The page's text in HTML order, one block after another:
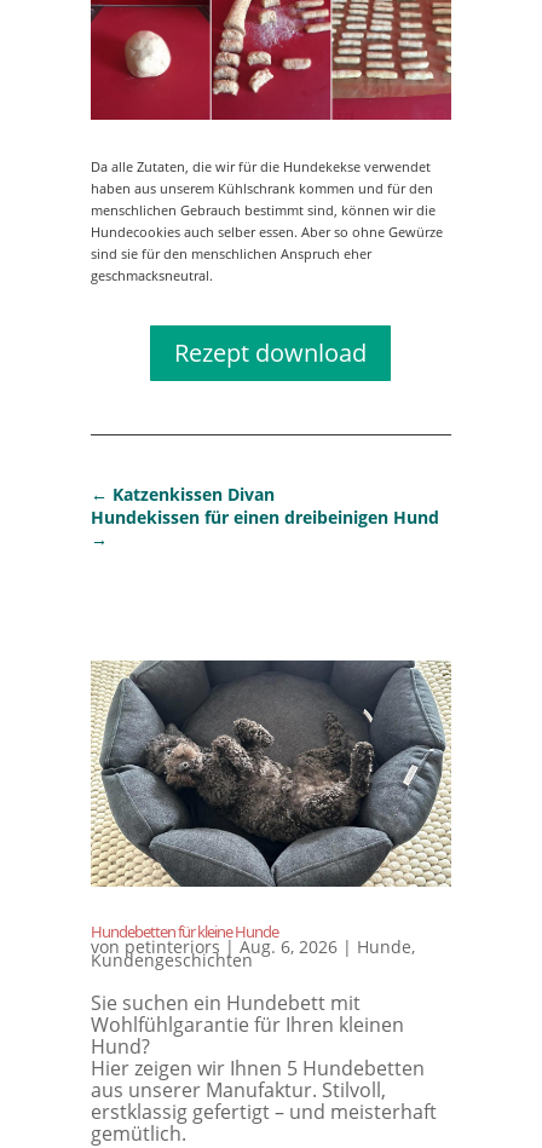
Da alle Zutaten, die wir für die Hundekekse verwendet
haben aus unserem Kühlschrank kommen und für den
menschlichen Gebrauch bestimmt sind, können wir die
Hundecookies auch selber essen. Aber so ohne Gewürze
sind sie für den menschlichen Anspruch eher
geschmacksneutral.
Rezept download
← Katzenkissen Divan
Hundekissen für einen dreibeinigen Hund
→
Hundebetten für kleine Hunde
von petinteriors | Aug. 6, 2026| Hunde,
Kundengeschichten
Sie suchen ein Hundebett mit
Wohlfühlgarantie für Ihren kleinen
Hund?
Hier zeigen wir Ihnen 5 Hundebetten
aus unserer Manufaktur. Stilvoll,
erstklassig gefertigt – und meisterhaft
gemütlich.